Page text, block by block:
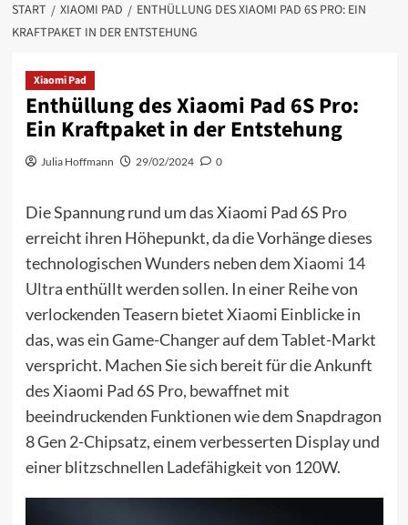
START XIAOMI PAD
ENTHÜLLUNG DES XIAOMI PAD 6S PRO: EIN
KRAFTPAKET IN DER ENTSTEHUNG
Xiaomi Pad
Enthüllung des Xiaomi Pad 6S Pro:
Ein Kraftpaket in der Entstehung
Julia Hoffmann 29/02/2024 0
Die Spannung rund um das Xiaomi Pad 6S Pro
erreicht ihren Höhepunkt, da die Vorhänge dieses
technologischen Wunders neben demXiaomi 14
Ultraenthüllt werden sollen. In einer Reihe von
verlockenden Teasern bietet Xiaomi Einblicke in
das, was ein Game-Changer auf dem Tablet-Markt
verspricht. Machen Sie sich bereit für die Ankunft
des Xiaomi Pad 6S Pro, bewaffnet mit
beeindruckenden Funktionen wie dem Snapdragon
8 Gen 2-Chipsatz, einem verbesserten Display und
einer blitzschnellen Ladefähigkeit von 120W.